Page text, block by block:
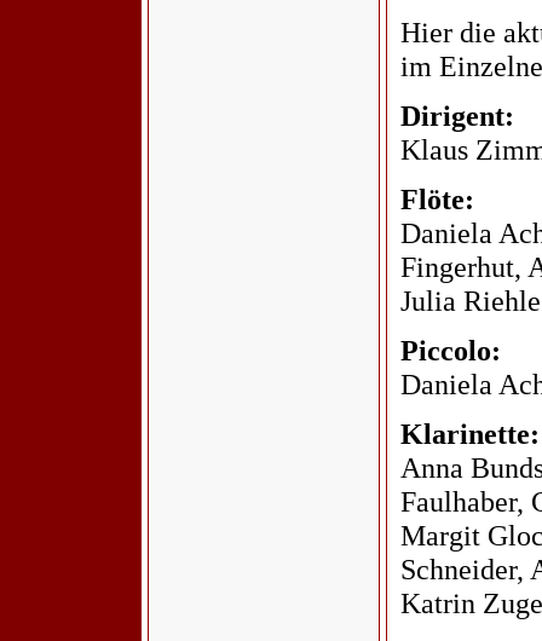
Hier die
im
Dirigent:
Klaus
Flöte:
Daniela
Fingerhut,
Julia Riehle
Piccolo:
Daniela
Klarinette:
Anna
Faulhaber,
Margit
Schneider,
Katrin